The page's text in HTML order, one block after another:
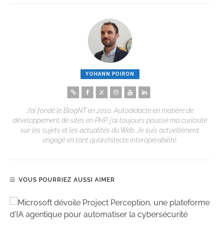
YOHANN POIRON
J’ai fondé le BlogNT en 2010. Autodidacte en matière de
développement de sites en PHP, j’ai toujours poussé ma curiosité
sur les sujets et les actualités du Web. Je suis actuellement
engagé en tant qu’architecte interopérabilité.
VOUS POURRIEZ AUSSI AIMER